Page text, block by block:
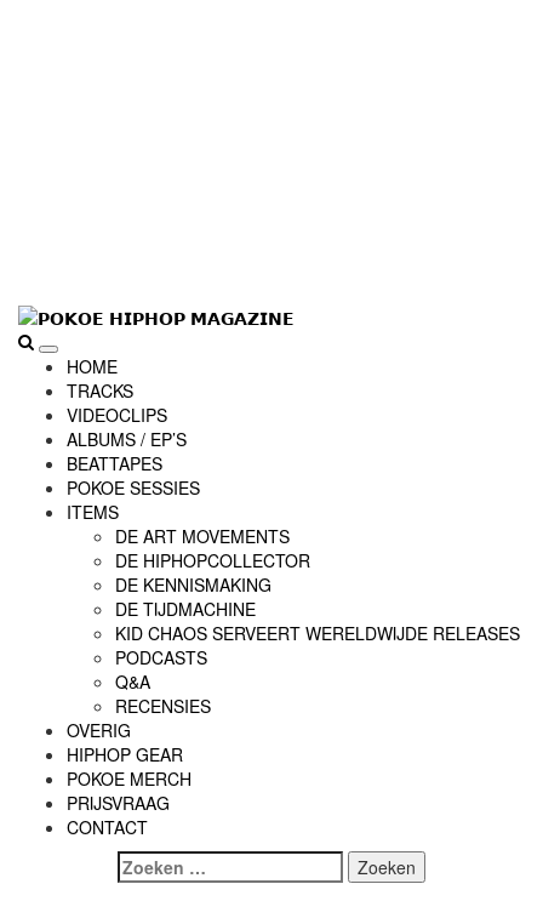
Skip
content
𝗣𝗢𝗞𝗢𝗘 𝗛𝗜𝗣𝗛𝗢𝗣 𝗠𝗔𝗚𝗔𝗭𝗜𝗡𝗘
Primary
Menu
HOME
TRACKS
VIDEOCLIPS
ALBUMS / EP’S
BEATTAPES
POKOE SESSIES
ITEMS
DE ART MOVEMENTS
DE HIPHOPCOLLECTOR
DE KENNISMAKING
DE TIJDMACHINE
KID CHAOS SERVEERT WERELDWIJDE RELEASES
PODCASTS
Q&A
RECENSIES
OVERIG
HIPHOP GEAR
POKOE MERCH
PRIJSVRAAG
CONTACT
Zoeken
naar: